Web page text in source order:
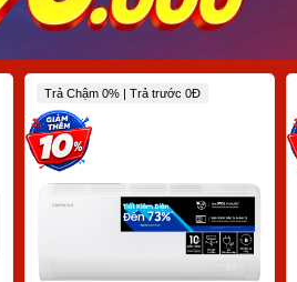
Trả Chậm 0% | Trả trước 0Đ